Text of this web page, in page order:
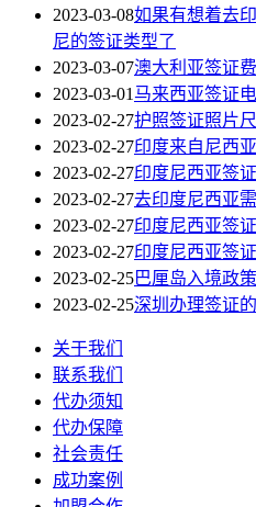
2023-03-08如果有想着去
尼的签证类型了
2023-03-07澳大利亚签证
2023-03-01 马来西亚签证
2023-02-27护照签证照片
2023-02-27印度来自尼西
2023-02-27印度尼西亚签
2023-02-27去印度尼西亚
2023-02-27印度尼西亚签
2023-02-27印度尼西亚签
2023-02-25巴厘岛入境政
2023-02-25深圳办理签证
关于我们
联系我们
代办须知
代办保障
社会责任
成功案例